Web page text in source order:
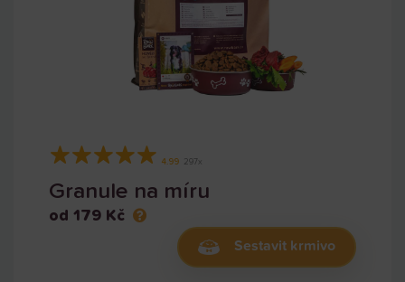
★★★★★ 4.99 297x
Granule na míru
od 179 Kč
Sestavit krmivo